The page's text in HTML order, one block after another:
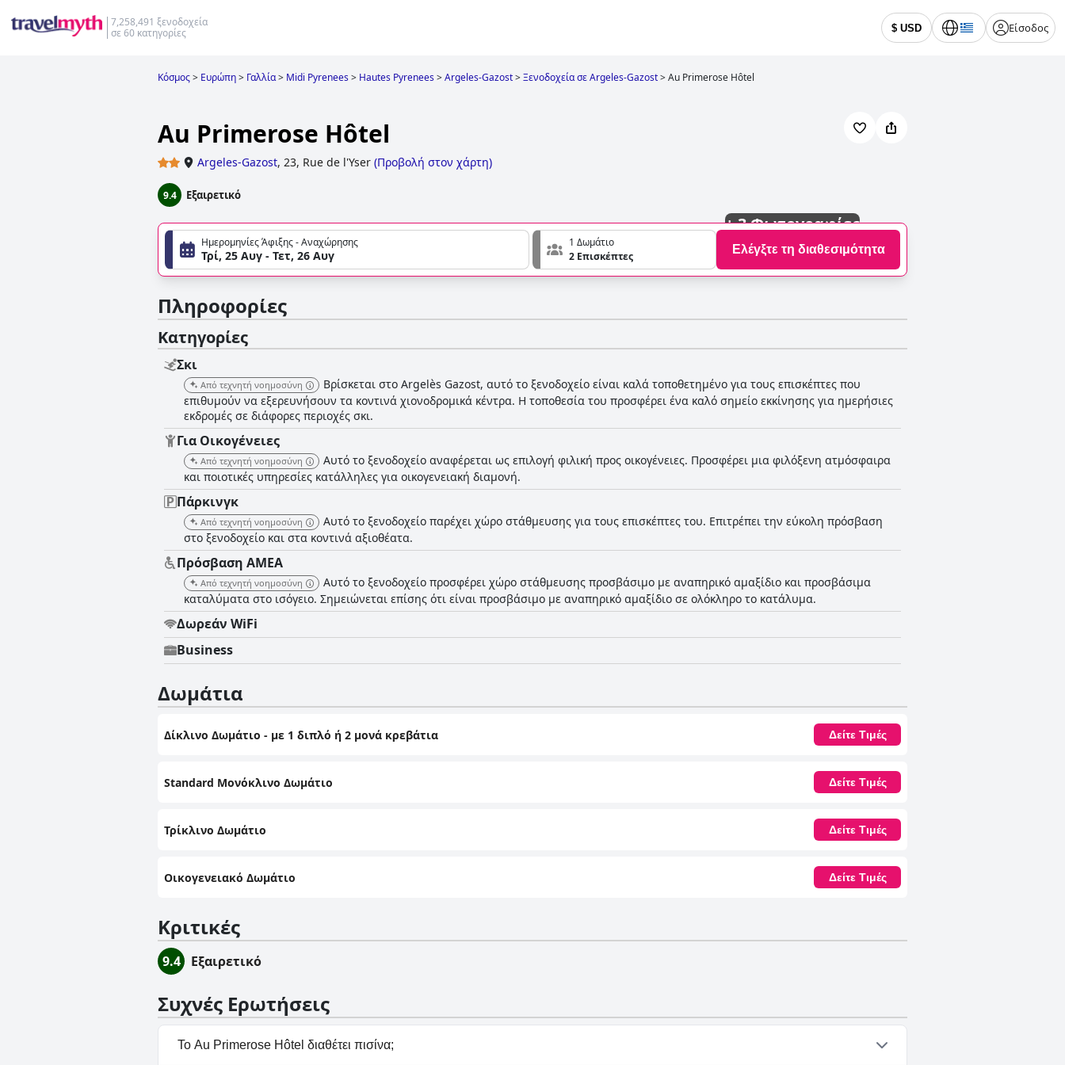
7,258,491 ξενοδοχεία
σε 60 κατηγορίες
$ USD Είσοδος
Κόσμος> Ευρώπη> Γαλλία> Midi Pyrenees> Hautes Pyrenees>Argeles-Gazost>Ξενοδοχεία σε Argeles-Gazost>Au Primerose Hôtel
Au Primerose Hôtel
Argeles-Gazost, 23, Rue de l'Yser (Προβολή στον χάρτη)
9.4 Εξαιρετικό
+3 Φωτογραφίες
Ημερομηνίες Άφιξης - Αναχώρησης
Τρί, 25 Αυγ - Τετ, 26 Αυγ
1 Δωμάτιο
2 Επισκέπτες
Ελέγξτε τη διαθεσιμότητα
Πληροφορίες
Κατηγορίες
Σκι
Από τεχνητή νοημοσύνη
Βρίσκεται στο Argelès Gazost, αυτό το ξενοδοχείο είναι καλά τοποθετημένο για τους επισκέπτες που
επιθυμούν να εξερευνήσουν τα κοντινά χιονοδρομικά κέντρα. Η τοποθεσία του προσφέρει ένα καλό σημείο εκκίνησης για ημερήσιες
εκδρομές σε διάφορες περιοχές σκι.
Για Οικογένειες
Από τεχνητή νοημοσύνη
Αυτό το ξενοδοχείο αναφέρεται ως επιλογή φιλική προς οικογένειες. Προσφέρει μια φιλόξενη ατμόσφαιρα
και ποιοτικές υπηρεσίες κατάλληλες για οικογενειακή διαμονή.
Πάρκινγκ
Από τεχνητή νοημοσύνη
Αυτό το ξενοδοχείο παρέχει χώρο στάθμευσης για τους επισκέπτες του. Επιτρέπει την εύκολη πρόσβαση
στο ξενοδοχείο και στα κοντινά αξιοθέατα.
Πρόσβαση ΑΜΕΑ
Από τεχνητή νοημοσύνη
Αυτό το ξενοδοχείο προσφέρει χώρο στάθμευσης προσβάσιμο με αναπηρικό αμαξίδιο και προσβάσιμα
καταλύματα στο ισόγειο. Σημειώνεται επίσης ότι είναι προσβάσιμο με αναπηρικό αμαξίδιο σε ολόκληρο το κατάλυμα.
Δωρεάν WiFi
Business
Δωμάτια
Δίκλινο Δωμάτιο - με 1 διπλό ή 2 μονά κρεβάτια Δείτε Τιμές
Standard Μονόκλινο Δωμάτιο Δείτε Τιμές
Τρίκλινο Δωμάτιο Δείτε Τιμές
Οικογενειακό Δωμάτιο Δείτε Τιμές
Κριτικές
9.4 Εξαιρετικό
Συχνές Ερωτήσεις
Το Au Primerose Hôtel διαθέτει πισίνα;